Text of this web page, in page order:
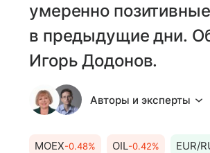
умеренно
в предыдущие дни.
Игорь Додонов.
Авторы и эксперты
MOEX-0.48% OIL-0.42% EUR/